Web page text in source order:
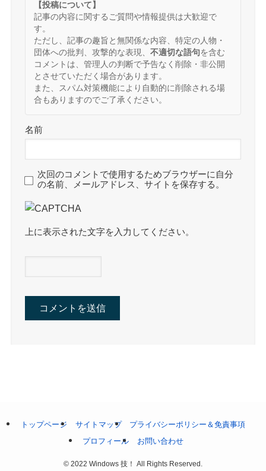
【投稿について】
記事の内容に関するご質問や情報提供は大歓迎で
す。
ただし、記事の趣旨と無関係な内容、特定の人物・
団体への批判、攻撃的な表現、 不適切な語句を含む
コメントは、管理人の判断で予告なく削除・非公開
とさせていただく場合があります。
また、スパム対策機能により自動的に削除される場
合もありますのでご了承ください。
名前
次回のコメントで使用するためブラウザーに自分
の名前、メールアドレス、サイトを保存する。
上に表示された文字を入力してください。
トップページ サイトマップ
プライバシーポリシー＆免責事項
プロフィール
お問い合わせ
© 2022 Windows 技！ All Rights Reserved.